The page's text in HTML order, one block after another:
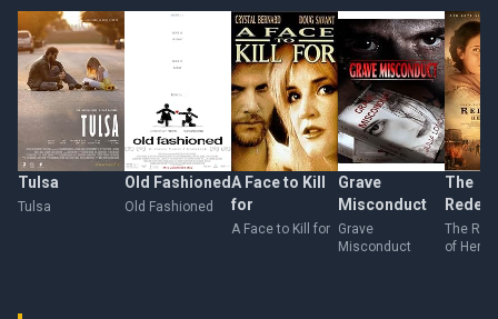
Tulsa
Tulsa
Old Fashioned
Old Fashioned
A Face to Kill
for
A Face to Kill for
Grave
Misconduct
Grave
Misconduct
The
of
Myers
The
of